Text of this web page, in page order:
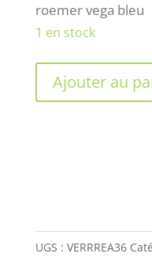
roemer vega bleu
1 en stock
quantité
en
cristal
Ajouter au
UGS : VERRREA36